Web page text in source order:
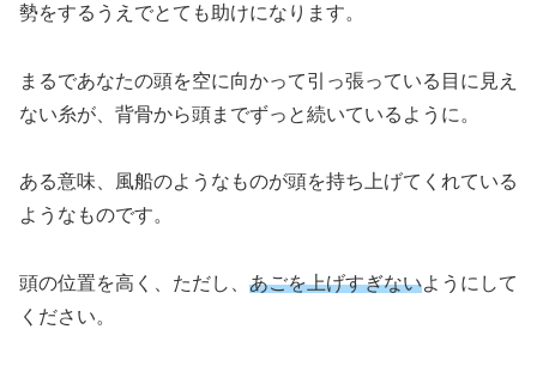
勢をするうえでとても助けになります。
まるであなたの頭を空に向かって引っ張っている目に見え
ない糸が、背骨から頭までずっと続いているように。
ある意味、風船のようなものが頭を持ち上げてくれている
ようなものです。
頭の位置を高く、ただし、 あごを上げすぎないようにして
ください。